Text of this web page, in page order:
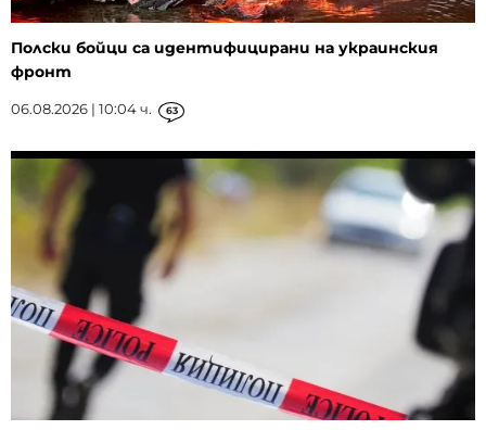
Полски бойци са идентифицирани на украинския
фронт
06.08.2026 | 10:04 ч. 63